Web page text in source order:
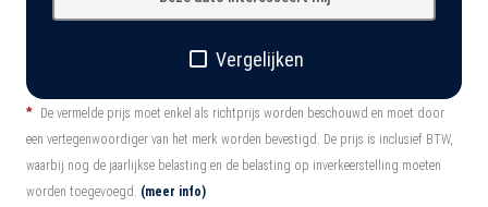
Vergelijken
*
De vermelde prijs moet enkel als richtprijs worden beschouwd en moet door
een vertegenwoordiger van het merk worden bevestigd. De prijs is inclusief BTW,
waarbij nog de jaarlijkse belasting en de belasting op inverkeerstelling moeten
worden toegevoegd. (meer info)